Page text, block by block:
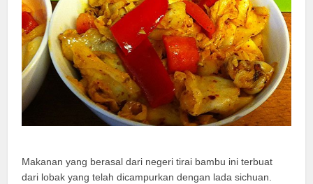
Makanan yang berasal dari negeri tirai bambu ini terbuat
dari lobak yang telah dicampurkan dengan lada sichuan.